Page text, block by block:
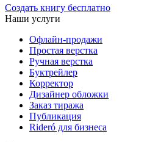
Создать книгу бесплатно
Наши услуги
Офлайн-продажи
Простая верстка
Ручная верстка
Буктрейлер
Корректор
Дизайнер обложки
Заказ тиража
Публикация
Rideró для бизнеса